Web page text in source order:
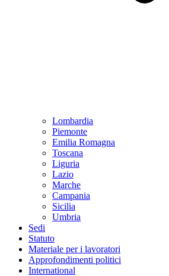
Lombardia
Piemonte
Emilia Romagna
Toscana
Liguria
Lazio
Marche
Campania
Sicilia
Umbria
Sedi
Statuto
Materiale per i lavoratori
Approfondimenti politici
International